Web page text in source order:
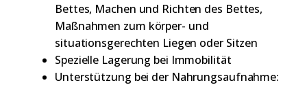
Bettes, Machen und Richten des Bettes,
Maßnahmen zum körper- und
situationsgerechten Liegen oder Sitzen
Spezielle Lagerung bei Immobilität
Unterstützung bei der Nahrungsaufnahme: